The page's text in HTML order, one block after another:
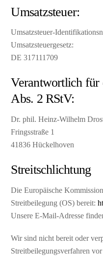
Umsatzsteuer:
Umsatzsteuer-
Umsatzsteuergesetz:
DE 317111709
Verantwortlich für
Abs. 2 RStV:
Dr. phil. Heinz-Wilhelm
Fringsstraße 1
41836 Hückelhoven
Streitschlichtung
Die Europäische
Streitbeilegung (OS) bereit:
Unsere E-Mail-Adresse
Wir sind nicht bereit oder
Streitbeilegungsverfahren